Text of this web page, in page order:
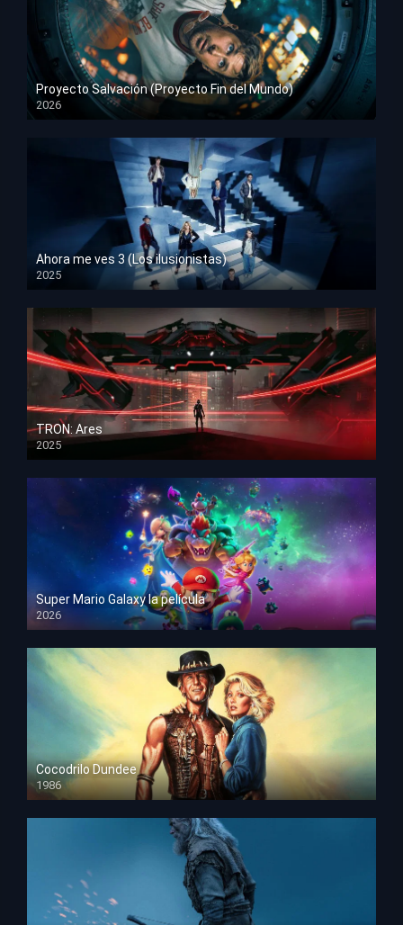
Proyecto Salvación (Proyecto Fin del Mundo)
2026
HD 1080p
Ahora me ves 3 (Los ilusionistas)
2025
HD 1080p
TRON: Ares
2025
HD 1080p
Super Mario Galaxy la película
2026
HD 1080p
Cocodrilo Dundee
1986
HD 1080p